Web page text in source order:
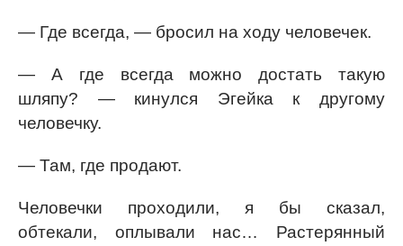
— Где всегда, — бросил на ходу человечек.
— А где всегда можно достать такую
шляпу? — кинулся Эгейка к другому
человечку.
— Там, где продают.
Человечки проходили, я бы сказал,
обтекали, оплывали нас… Растерянный